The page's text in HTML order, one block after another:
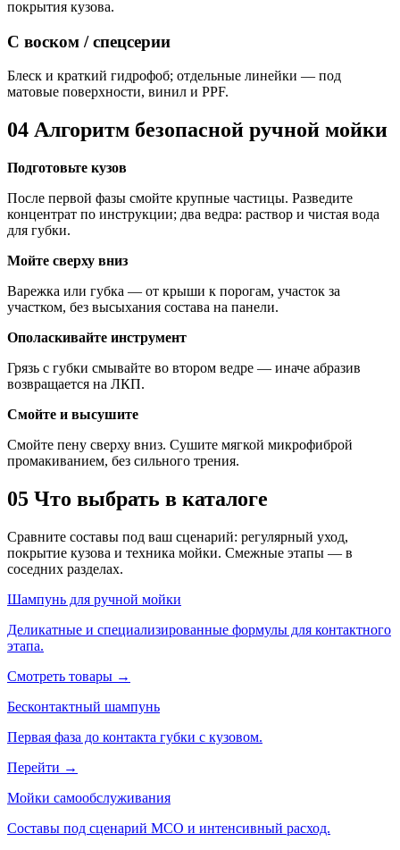
покрытия кузова.
С воском / спецсерии
Блеск и краткий гидрофоб; отдельные линейки — под
матовые поверхности, винил и PPF.
04 Алгоритм безопасной ручной мойки
Подготовьте кузов
После первой фазы смойте крупные частицы. Разведите
концентрат по инструкции; два ведра: раствор и чистая вода
для губки.
Мойте сверху вниз
Варежка или губка — от крыши к порогам, участок за
участком, без высыхания состава на панели.
Ополаскивайте инструмент
Грязь с губки смывайте во втором ведре — иначе абразив
возвращается на ЛКП.
Смойте и высушите
Смойте пену сверху вниз. Сушите мягкой микрофиброй
промакиванием, без сильного трения.
05 Что выбрать в каталоге
Сравните составы под ваш сценарий: регулярный уход,
покрытие кузова и техника мойки. Смежные этапы — в
соседних разделах.
Шампунь для ручной мойки
Деликатные и специализированные формулы для контактного
этапа.
Смотреть товары →
Бесконтактный шампунь
Первая фаза до контакта губки с кузовом.
Перейти →
Мойки самообслуживания
Составы под сценарий МСО и интенсивный расход.